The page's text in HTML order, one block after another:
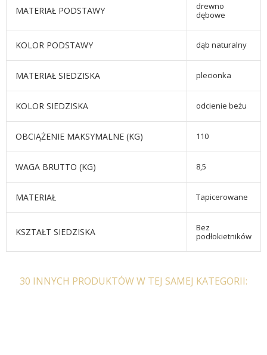
MATERIAŁ PODSTAWY
drewno
dębowe
KOLOR PODSTAWY dąb naturalny
MATERIAŁ SIEDZISKA plecionka
KOLOR SIEDZISKA odcienie beżu
OBCIĄŻENIE MAKSYMALNE (KG) 110
WAGA BRUTTO (KG) 8,5
MATERIAŁ Tapicerowane
KSZTAŁT SIEDZISKA
Bez
podłokietników
30 INNYCH PRODUKTÓW W TEJ SAMEJ KATEGORII: